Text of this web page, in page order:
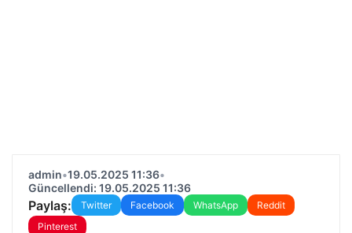
admin•19.05.2025 11:36•
Güncellendi: 19.05.2025 11:36
Paylaş: Twitter Facebook WhatsApp
Reddit
Pinterest